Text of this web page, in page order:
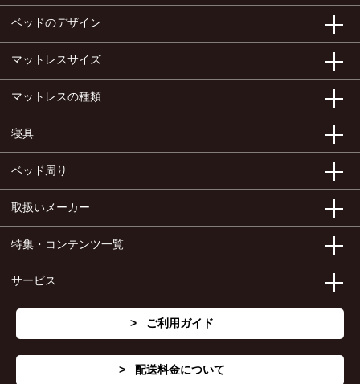
ベッドのデザイン
マットレスサイズ
マットレスの種類
寝具
ベッド周り
取扱いメーカー
特集・コンテンツ一覧
サービス
ご利用ガイド
配送料金について